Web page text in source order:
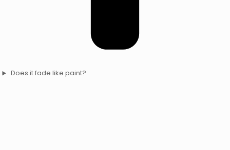
Does it fade like paint?